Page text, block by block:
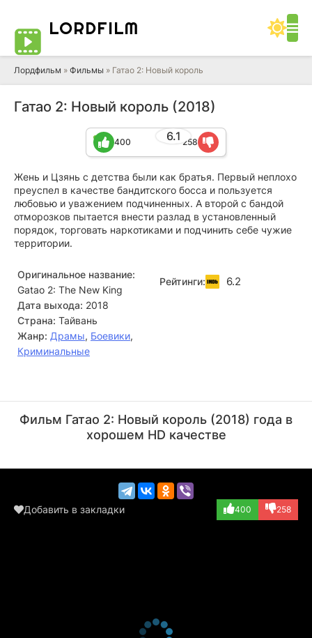
LORDFILM
Лордфильм » Фильмы » Гатао 2: Новый король
Гатао 2: Новый король (2018)
6.1
400 258
Жень и Цзянь с детства были как братья. Первый неплохо
преуспел в качестве бандитского босса и пользуется
любовью и уважением подчиненных. А второй с бандой
отморозков пытается внести разлад в установленный
порядок, торговать наркотиками и подчинить себе чужие
территории.
Оригинальное название:
Gatao 2: The New King
Дата выхода: 2018
Страна: Тайвань
Жанр: Драмы, Боевики,
Криминальные
Рейтинги: 6.2
(President Gui)
(Liu Jian)
Фильм Гатао 2: Новый король (2018) года в
хорошем HD качестве
Добавить в закладки 400 258